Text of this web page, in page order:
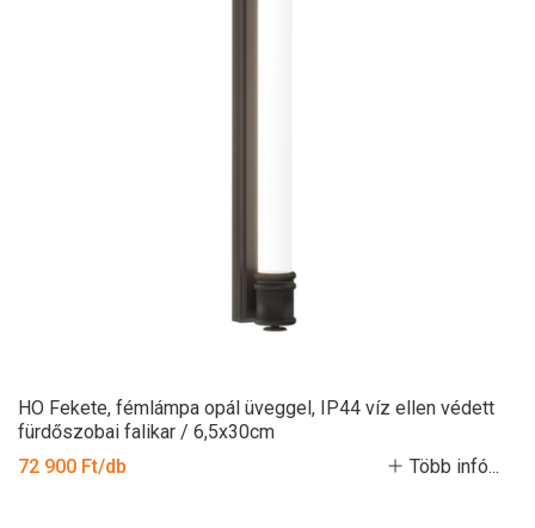
HO Fekete, fémlámpa opál üveggel, IP44 víz ellen védett
fürdőszobai falikar / 6,5x30cm
72 900 Ft/db
Több infó...